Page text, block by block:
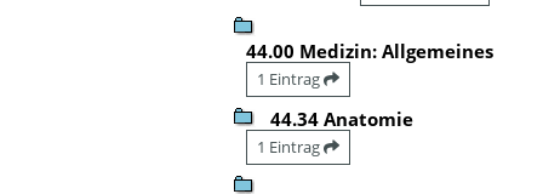
44.00 Medizin: Allgemeines
1 Eintrag
44.34 Anatomie
1 Eintrag